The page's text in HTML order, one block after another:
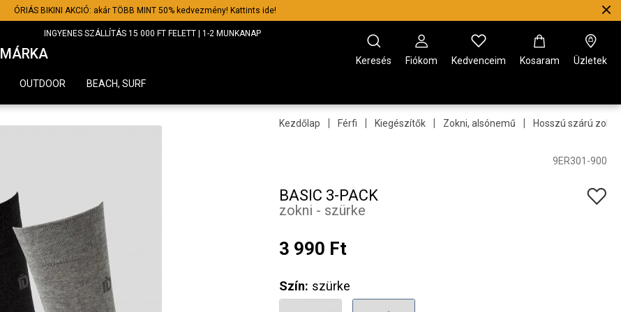
ÓRIÁS BIKINI AKCIÓ: akár TÖBB MINT 50% kedvezmény! Kattints ide!
INGYENES SZÁLLÍTÁS 15 000 FT FELETT | 1-2 MUNKANAP
MÁRKA
OUTDOOR BEACH, SURF
Keresés Fiókom Kedvenceim Kosaram Üzletek
Kezdőlap | Férfi | Kiegészítők | Zokni, alsónemű | Hosszú szárú zokni
9ER301-900
BASIC 3-PACK
zokni - szürke
3 990 Ft
Szín: szürke